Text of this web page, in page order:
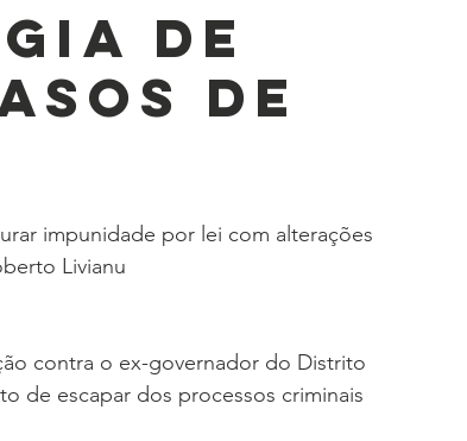
de
de
impunidade por lei com alterações
Livianu
contra o ex-governador do Distrito
de escapar dos processos criminais